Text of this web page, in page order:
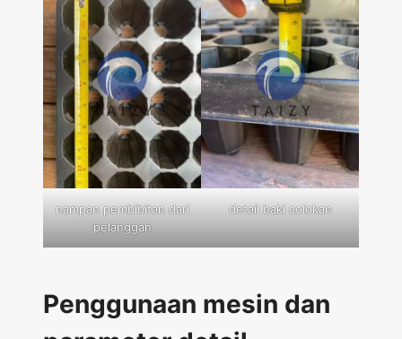
nampan pembibitan dari
pelanggan
detail baki colokan
Penggunaan mesin dan